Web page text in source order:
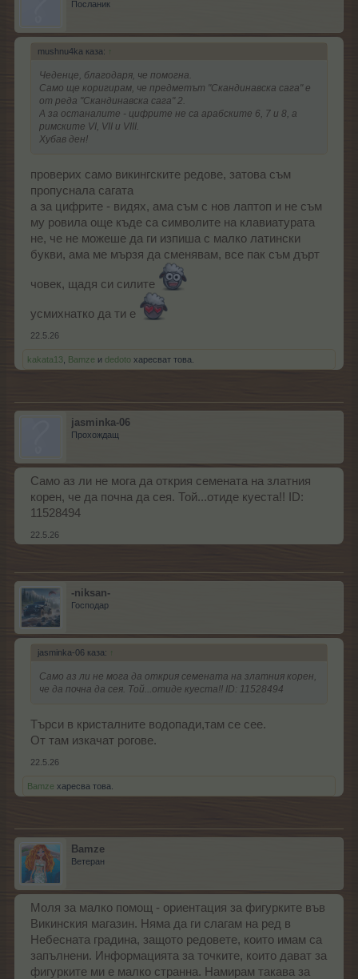
Посланик
mushnu4ka каза: ↑
Чеденце, благодаря, че помогна.
Само ще коригирам, че предметът "Скандинавска сага" е
от реда "Скандинавска сага" 2.
А за останалите - цифрите не са арабските 6, 7 и 8, а
римските VI, VII и VIII.
Хубав ден!
проверих само викингските редове, затова съм
пропуснала сагата
а за цифрите - видях, ама съм с нов лаптоп и не съм
му ровила още къде са символите на клавиатурата
не, че не можеше да ги изпиша с малко латински
букви, ама ме мързя да сменявам, все пак съм дърт
човек, щадя си силите
усмихнатко да ти е
22.5.26
kakata13 Bamze и dedoto харесват това.
jasminka-06
Прохождащ
Само аз ли не мога да открия семената на златния
корен, че да почна да сея. Той...отиде куеста!! ID:
11528494
22.5.26
-niksan-
Господар
jasminka-06 каза: ↑
Само аз ли не мога да открия семената на златния корен,
че да почна да сея. Той...отиде куеста!! ID: 11528494
Търси в кристалните водопади,там се сее.
От там изкачат рогове.
22.5.26
Bamze харесва това.
Bamze
Ветеран
Моля за малко помощ - ориентация за фигурките във
Викинския магазин. Няма да ги слагам на ред в
Небесната градина, защото редовете, които имам са
запълнени. Информацията за точките, които дават за
фигурките ми е малко странна. Намирам такава за